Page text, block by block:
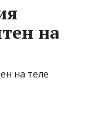
на
на теле